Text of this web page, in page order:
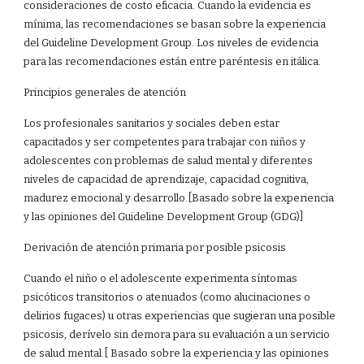
consideraciones de costo eficacia. Cuando la evidencia es
mínima, las recomendaciones se basan sobre la experiencia
del Guideline Development Group. Los niveles de evidencia
para las recomendaciones están entre paréntesis en itálica.
Principios generales de atención
Los profesionales sanitarios y sociales deben estar
capacitados y ser competentes para trabajar con niños y
adolescentes con problemas de salud mental y diferentes
niveles de capacidad de aprendizaje, capacidad cognitiva,
madurez emocional y desarrollo.[Basado sobre la experiencia
y las opiniones del Guideline Development Group (GDG)]
Derivación de atención primaria por posible psicosis
Cuando el niño o el adolescente experimenta síntomas
psicóticos transitorios o atenuados (como alucinaciones o
delirios fugaces) u otras experiencias que sugieran una posible
psicosis, derívelo sin demora para su evaluación a un servicio
de salud mental.[ Basado sobre la experiencia y las opiniones